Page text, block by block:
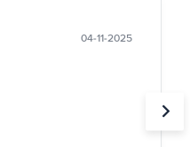
04-11-2025